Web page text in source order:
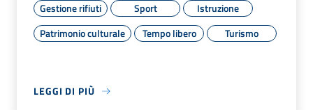
Gestione rifiuti
Sport
Istruzione
Patrimonio culturale
Tempo libero Turismo
LEGGI DI PIÙ